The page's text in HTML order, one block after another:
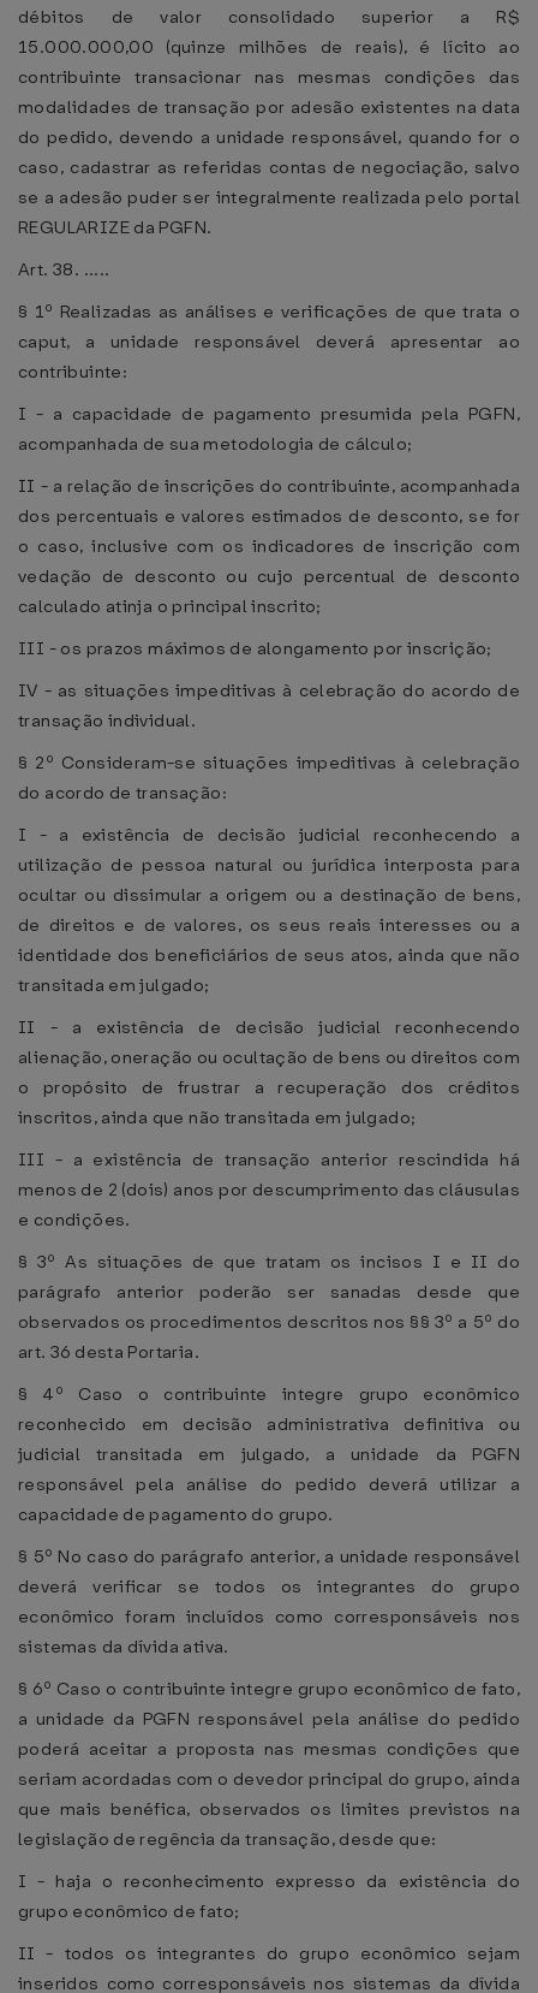
débitos de valor consolidado superior a R$
15.000.000,00 (quinze milhões de reais), é lícito ao
contribuinte transacionar nas mesmas condições das
modalidades de transação por adesão existentes na data
do pedido, devendo a unidade responsável, quando for o
caso, cadastrar as referidas contas de negociação, salvo
se a adesão puder ser integralmente realizada pelo portal
REGULARIZE da PGFN.
Art. 38. .....
§ 1º Realizadas as análises e verificações de que trata o
caput, a unidade responsável deverá apresentar ao
contribuinte:
I - a capacidade de pagamento presumida pela PGFN,
acompanhada de sua metodologia de cálculo;
II - a relação de inscrições do contribuinte, acompanhada
dos percentuais e valores estimados de desconto, se for
o caso, inclusive com os indicadores de inscrição com
vedação de desconto ou cujo percentual de desconto
calculado atinja o principal inscrito;
III - os prazos máximos de alongamento por inscrição;
IV - as situações impeditivas à celebração do acordo de
transação individual.
§ 2º Consideram-se situações impeditivas à celebração
do acordo de transação:
I - a existência de decisão judicial reconhecendo a
utilização de pessoa natural ou jurídica interposta para
ocultar ou dissimular a origem ou a destinação de bens,
de direitos e de valores, os seus reais interesses ou a
identidade dos beneficiários de seus atos, ainda que não
transitada em julgado;
II - a existência de decisão judicial reconhecendo
alienação, oneração ou ocultação de bens ou direitos com
o propósito de frustrar a recuperação dos créditos
inscritos, ainda que não transitada em julgado;
III - a existência de transação anterior rescindida há
menos de 2 (dois) anos por descumprimento das cláusulas
e condições.
§ 3º As situações de que tratam os incisos I e II do
parágrafo anterior poderão ser sanadas desde que
observados os procedimentos descritos nos §§ 3º a 5º do
art. 36 desta Portaria.
§ 4º Caso o contribuinte integre grupo econômico
reconhecido em decisão administrativa definitiva ou
judicial transitada em julgado, a unidade da PGFN
responsável pela análise do pedido deverá utilizar a
capacidade de pagamento do grupo.
§ 5º No caso do parágrafo anterior, a unidade responsável
deverá verificar se todos os integrantes do grupo
econômico foram incluídos como corresponsáveis nos
sistemas da dívida ativa.
§ 6º Caso o contribuinte integre grupo econômico de fato,
a unidade da PGFN responsável pela análise do pedido
poderá aceitar a proposta nas mesmas condições que
seriam acordadas com o devedor principal do grupo, ainda
que mais benéfica, observados os limites previstos na
legislação de regência da transação, desde que:
I - haja o reconhecimento expresso da existência do
grupo econômico de fato;
II - todos os integrantes do grupo econômico sejam
inseridos como corresponsáveis nos sistemas da dívida